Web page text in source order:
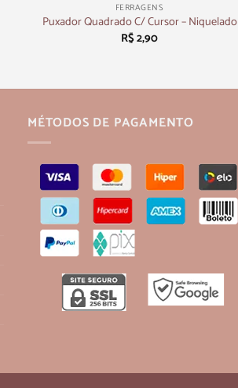
FERRAGENS
Puxador Quadrado C/ Cursor – Niquelado
R$2,90
MÉTODOS DE PAGAMENTO